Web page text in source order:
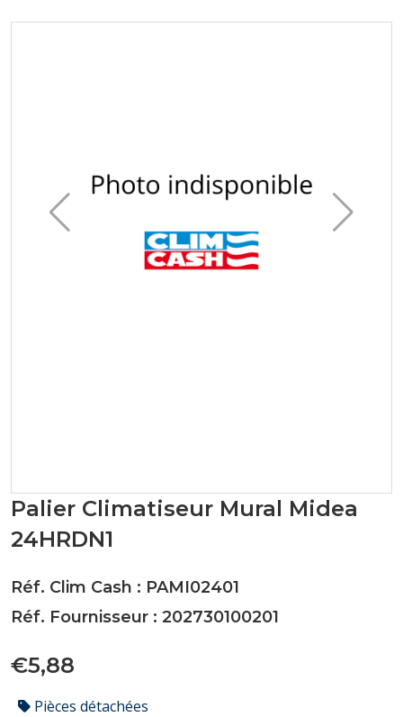
Palier Climatiseur Mural Midea
24HRDN1
Réf. Clim Cash : PAMI02401
Réf. Fournisseur : 202730100201
€5,88
Pièces détachées